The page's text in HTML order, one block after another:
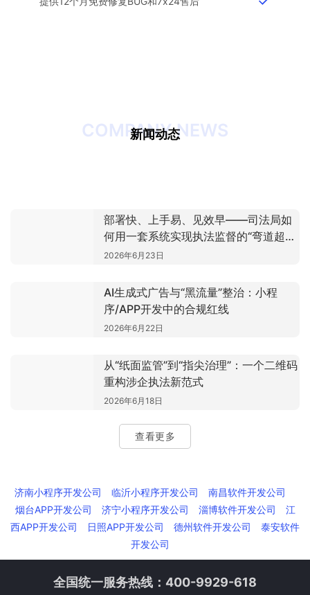
新闻动态
COMPANY NEWS
司法部全面推行“扫码入企”——数字化浪潮下，司法
从“事后追责”到“事前约束”：数字化手段如何让执法监
部署快、上手易、见效早——司法局如
何用一套系统实现执法监督的“弯道超
车”
2026年6月23日
AI生成式广告与“黑流量”整治：小程
序/APP开发中的合规红线
2026年6月22日
从“纸面监管”到“指尖治理”：一个二维码
重构涉企执法新范式
2026年6月18日
查看更多
济南小程序开发公司 临沂小程序开发公司
南昌软件开发公司
烟台APP开发公司
济宁小程序开发公司 淄博软件开发公司
江
西APP开发公司
日照APP开发公司 德州软件开发公司
泰安软件
开发公司
全国统一服务热线：400-9929-618